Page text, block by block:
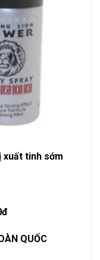
xuất tinh sớm
QUỐC